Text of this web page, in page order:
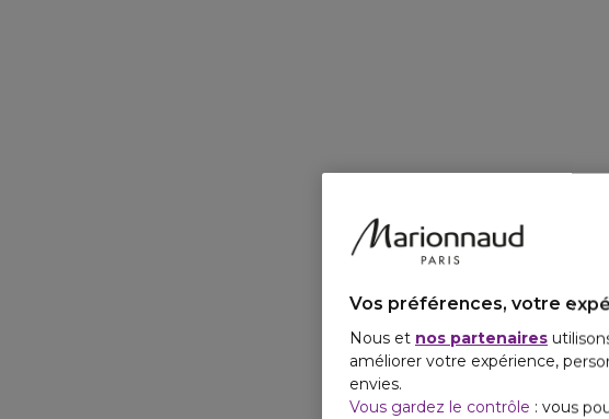
Vos préférences, votre
Nous et nos partenaires
améliorer votre expérience,
envies.
Vous gardez le contrôle : vous